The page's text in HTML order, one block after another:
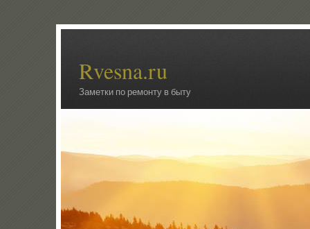
Rvesna.ru
Заметки по ремонту в быту